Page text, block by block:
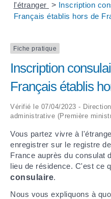
l'étranger > Inscription
Français établis hors de
Fiche pratique
Inscription
Français établis
Vérifié le 07/04/2023 -
administrative (Première
Vous partez vivre à
enregistrer sur le registre
France auprès du consulat
lieu de résidence. C'est ce
consulaire.
Nous vous expliquons à
DECHETS
DEMANDE DE PRÊT DE
FICHE D'ORGANISATION
PLAN D'ACTION MUNICIPAL
ARRÊTÉS MUNICIPAUX
DÉLIBÉRATIONS